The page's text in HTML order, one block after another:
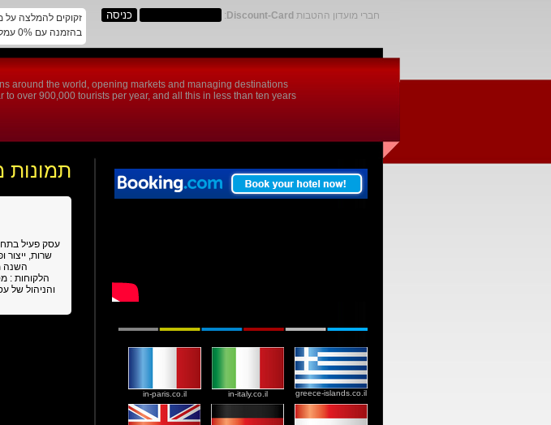
זקוקים להמלצה על
בהזמנה עם 0% עמלות תיווך, צרו קשר עם
חברי מועדון ההטבות Discount-Card
:
around the world, opening markets and managing destinations
over 900,000 tourists per year, and all this in less than ten years.
greece-islands.co.il
in-italy.co.il
in-paris.co.il
תמונות
שרות, ייצור
השנה מעל 100 לקוחות, פוטנציאל התרחבות
הלקוחות :
והניהול של